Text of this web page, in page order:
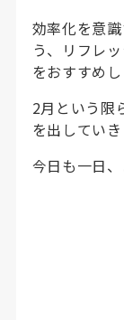
効率化を意
う、リフレ
をおすすめし
2月という限
を出していき
今日も一日、